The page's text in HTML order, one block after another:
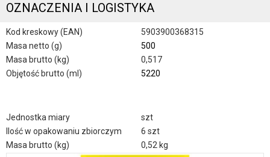
OZNACZENIA I LOGISTYKA
Kod kreskowy (EAN)
5903900368315
Masa netto (g)
500
Masa brutto (kg)
0,517
Objętość brutto (ml)
5220
Jednostka miary
szt
Ilość w opakowaniu zbiorczym
6 szt
Masa brutto (kg)
0,52 kg